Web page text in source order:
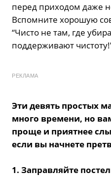
перед приходом даже
Вспомните хорошую
“Чисто не там, где
поддерживают
РЕКЛАМА
Эти девять простых
много времени, но
проще и приятнее
если вы начнете
1. Заправляйте